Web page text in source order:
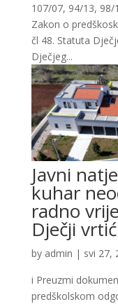
107/07, 94/13,
Zakon o
čl 48. Statuta
Dječjeg...
Javni
kuhar
radno
Dječji
by admin | svi 27,
i Preuzmi
predškolskom